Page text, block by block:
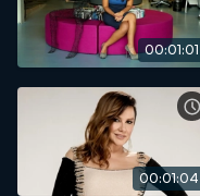
00:01:01
00:01:04